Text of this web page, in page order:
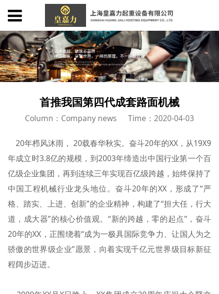
首推我国第四代成套路面机械
Column：Company news Time：2020-04-03
20年栉风沐雨， 20载春华秋实。奋斗20年的XX，从19X9
年成立时3.8亿的规模，到2003年缔造出中国行业第一个百
亿级企业集团，再到连续三年实现百亿级跨越，始终保持了
中国工程机械行业龙头地位。奋斗20年的XX，形成了“严
格、踏实、上进、创新”的企业精神，构建了“担大任，行大
道，成大器”的核心价值观。“新的跨越，零的起点”，奋斗
20年的XX，正围绕着“成为一极具国际竞争力、让国人为之
骄傲的世界级企业”愿景，向着实现千亿元世界级目标新征
程阔步迈进。